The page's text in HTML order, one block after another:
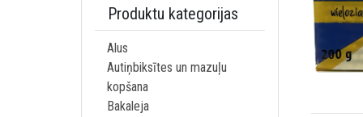
Produktu kategorijas
Alus
Autiņbiksītes un mazuļu
kopšana
Bakaleja